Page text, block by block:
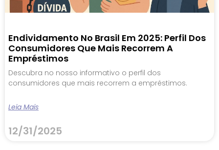
Endividamento No Brasil Em 2025: Perfil Dos
Consumidores Que Mais Recorrem A
Empréstimos
Descubra no nosso informativo o perfil dos
consumidores que mais recorrem a empréstimos.
Leia Mais
12/31/2025